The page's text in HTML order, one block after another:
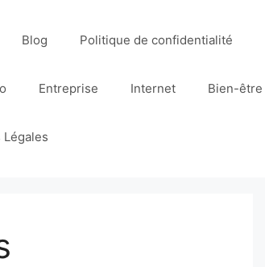
Blog Politique de confidentialité
Entreprise Internet Bien-être